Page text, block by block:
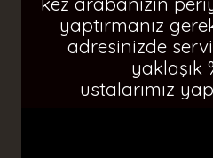
yaptırmanız
adresinizde
yaklaşık
ustalarımız